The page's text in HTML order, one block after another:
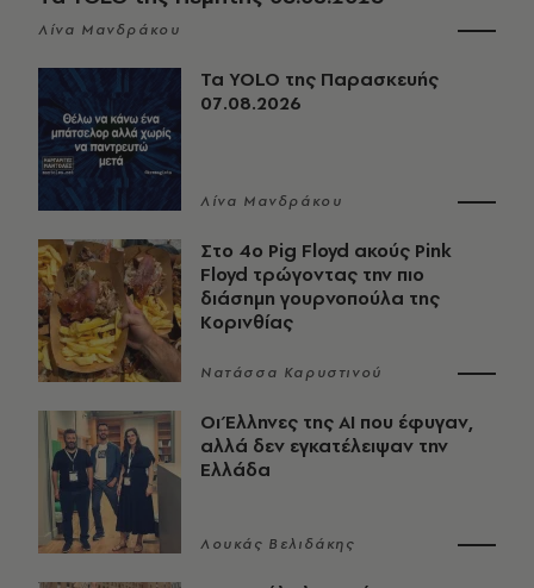
Λίνα Μανδράκου
Τα YOLO της Παρασκευής
07.08.2026
Λίνα Μανδράκου
Στο 4ο Pig Floyd ακούς Pink
Floyd τρώγοντας την πιο
διάσημη γουρνοπούλα της
Κορινθίας
Νατάσσα Καρυστινού
Οι Έλληνες της ΑΙ που έφυγαν,
αλλά δεν εγκατέλειψαν την
Ελλάδα
Λουκάς Βελιδάκης